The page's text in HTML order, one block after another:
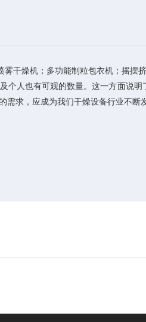
干燥机；多功能制粒包衣机；摇摆
人也有可观的数量。这一方面说
求，应成为我们干燥设备行业不断